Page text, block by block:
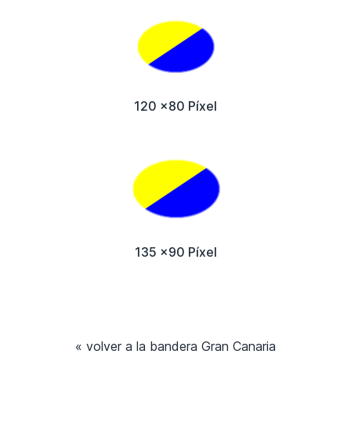
120 x80 Píxel
135 x90 Píxel
« volver a la bandera Gran Canaria